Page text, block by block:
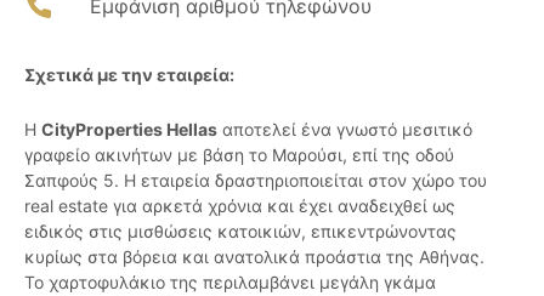
Εμφάνιση αριθμού τηλεφώνου
Σχετικά με την εταιρεία:
Η CityProperties Hellas αποτελεί ένα γνωστό μεσιτικό
γραφείο ακινήτων με βάση το Μαρούσι, επί της οδού
Σαπφούς 5. Η εταιρεία δραστηριοποιείται στον χώρο του
real estate για αρκετά χρόνια και έχει αναδειχθεί ως
ειδικός στις μισθώσεις κατοικιών, επικεντρώνοντας
κυρίως στα βόρεια και ανατολικά προάστια της Αθήνας.
Το χαρτοφυλάκιο της περιλαμβάνει μεγάλη γκάμα